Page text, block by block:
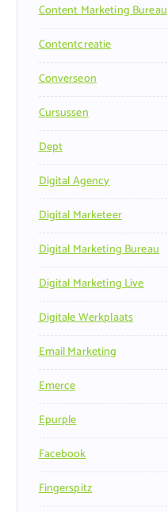
Content Marketing Bureau
Contentcreatie
Converseon
Cursussen
Dept
Digital Agency
Digital Marketeer
Digital Marketing Bureau
Digital Marketing Live
Digitale Werkplaats
Email Marketing
Emerce
Epurple
Facebook
Fingerspitz